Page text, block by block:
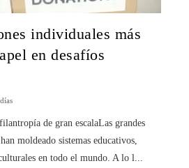
individuales más
en desafíos
de gran escalaLas grandes
moldeado sistemas educativos,
en todo el mundo. A lo l...